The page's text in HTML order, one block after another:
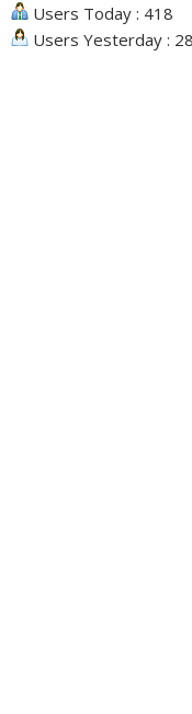
Users Today : 418
Users Yesterday :